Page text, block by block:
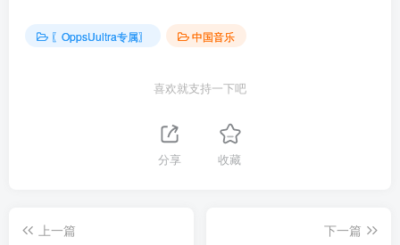
〖OppsUultra专属〗 中国音乐
喜欢就支持一下吧
分享 收藏
上一篇
下一篇